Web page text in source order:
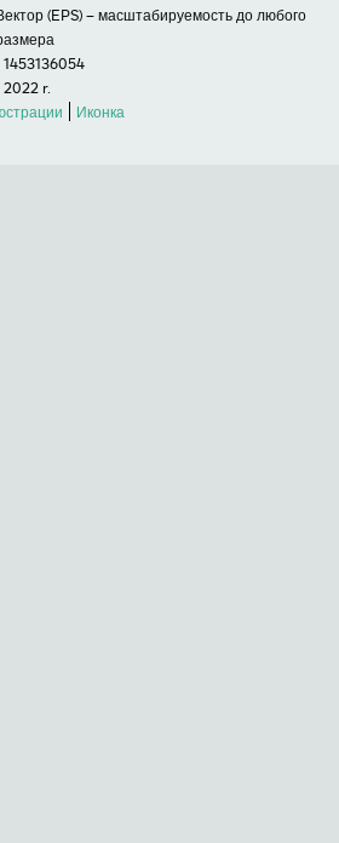
(EPS) – масштабируемость до любого
1453136054
r.
Иконка